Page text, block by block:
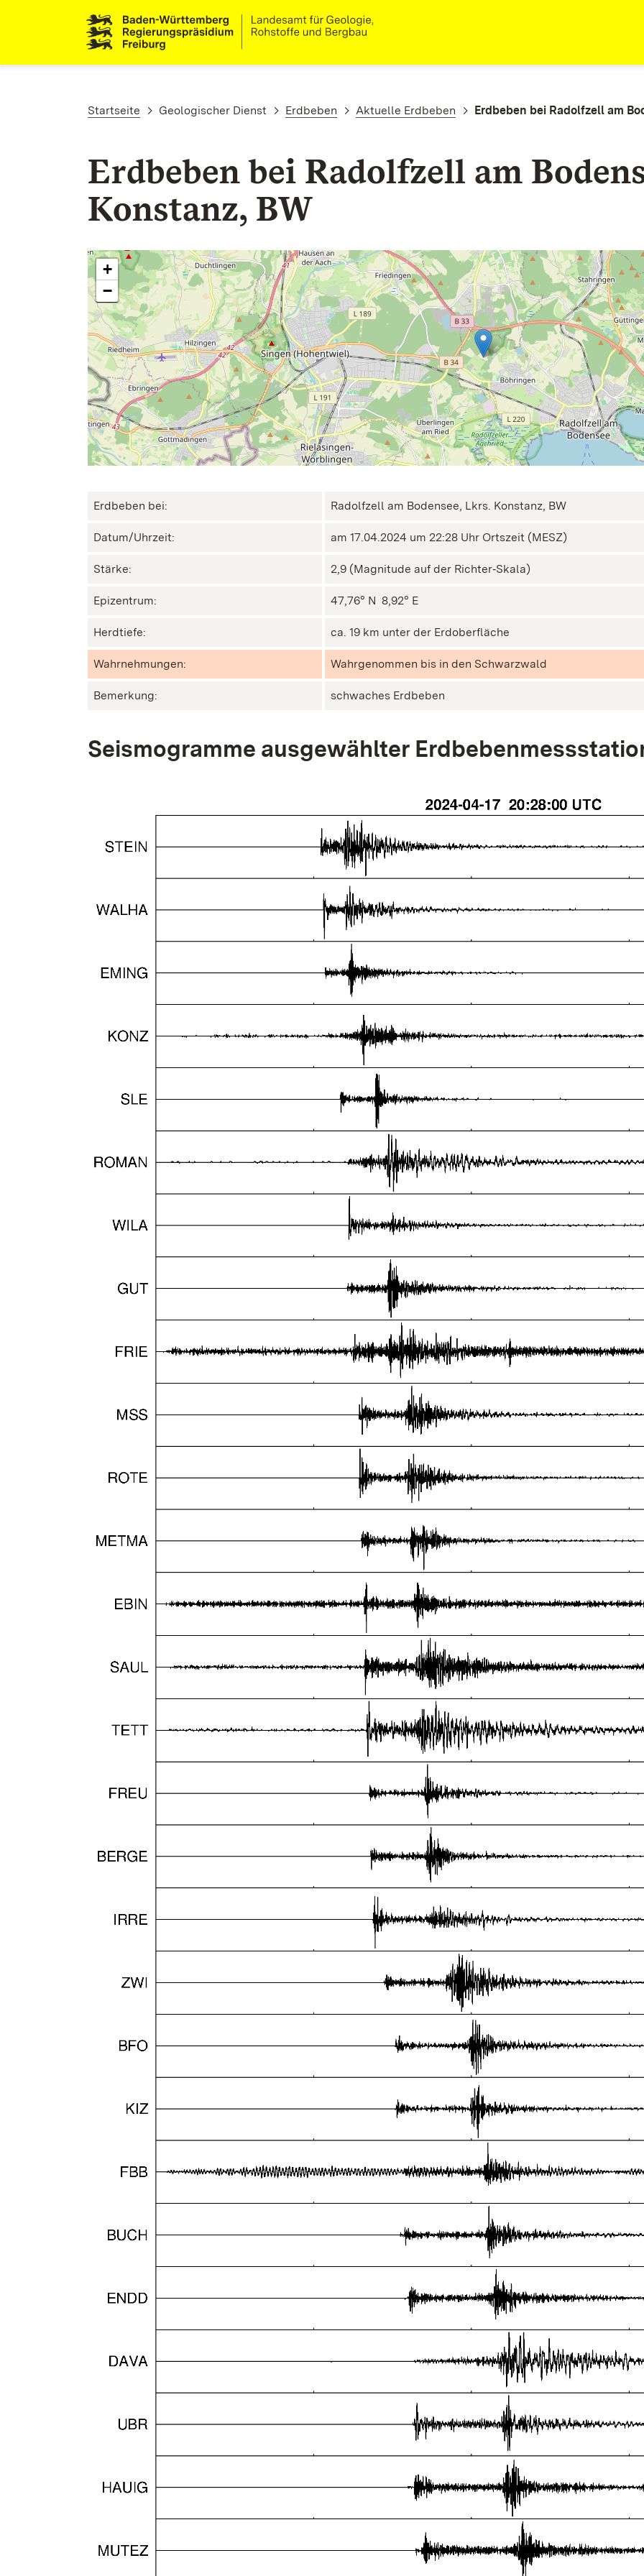
Pfadnavigation
Startseite Geologischer Dienst Erdbeben Aktuelle Erdbeben Erdbeben bei Radolfzell am
Erdbeben bei Radolfzell am
Konstanz, BW
+
−
Erdbeben bei: Radolfzell am Bodensee, Lkrs. Konstanz, BW
Datum/Uhrzeit: am 17.04.2024 um 22:28 Uhr Ortszeit (MESZ)
Stärke: 2,9 (Magnitude auf der Richter‑Skala)
Epizentrum: 47,76° N ㅤ 8,92° E
Herdtiefe: ca. 19 km unter der Erdoberfläche
Wahrnehmungen: Wahrgenommen bis in den Schwarzwald
Bemerkung: schwaches Erdbeben
Seismogramme ausgewählter